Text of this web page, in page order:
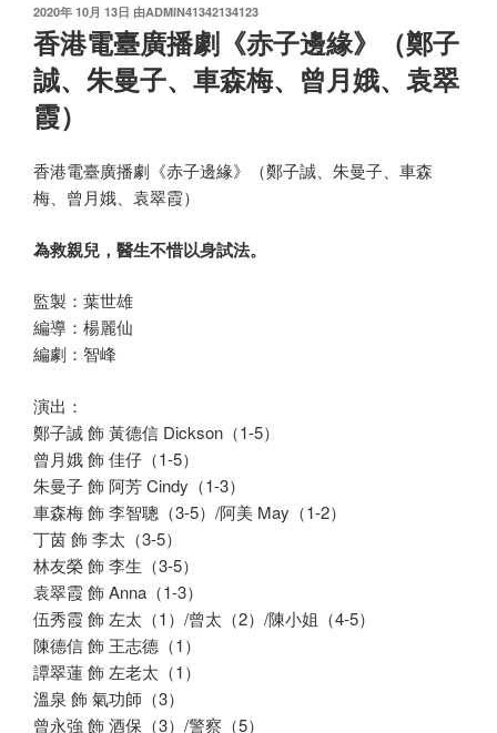
发
布
于
2020年 10月 13日 由ADMIN41342134123
香港電臺廣播劇《赤子邊緣》（鄭子
誠、朱曼子、車森梅、曾月娥、袁翠
霞）
香港電臺廣播劇《赤子邊緣》（鄭子誠、朱曼子、車森
梅、曾月娥、袁翠霞）
為救親兒，醫生不惜以身試法。
監製：葉世雄
編導：楊麗仙
編劇：智峰
演出：
鄭子誠 飾 黃德信 Dickson（1-5）
曾月娥 飾 佳仔（1-5）
朱曼子 飾 阿芳 Cindy（1-3）
車森梅 飾 李智聰（3-5）/阿美 May（1-2）
丁茵 飾 李太（3-5）
林友榮 飾 李生（3-5）
袁翠霞 飾 Anna（1-3）
伍秀霞 飾 左太（1）/曾太（2）/陳小姐（4-5）
陳德信 飾 王志德（1）
譚翠蓮 飾 左老太（1）
溫泉 飾 氣功師（3）
曾永強 飾 酒保（3）/警察（5）